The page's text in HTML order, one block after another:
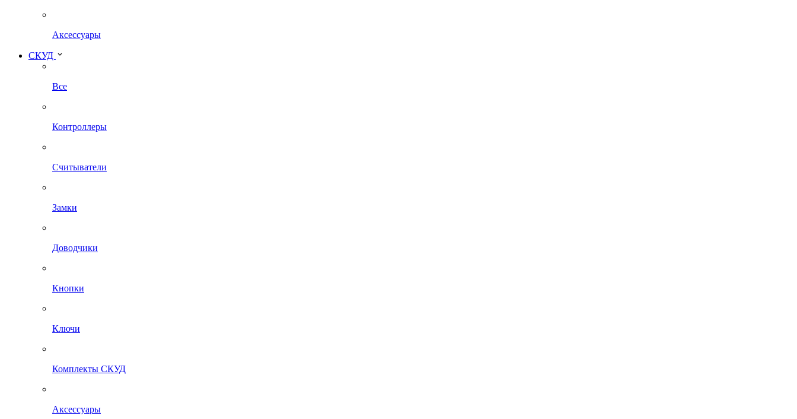
Аксессуары
СКУД
Все
Контроллеры
Считыватели
Замки
Доводчики
Кнопки
Ключи
Комплекты СКУД
Аксессуары